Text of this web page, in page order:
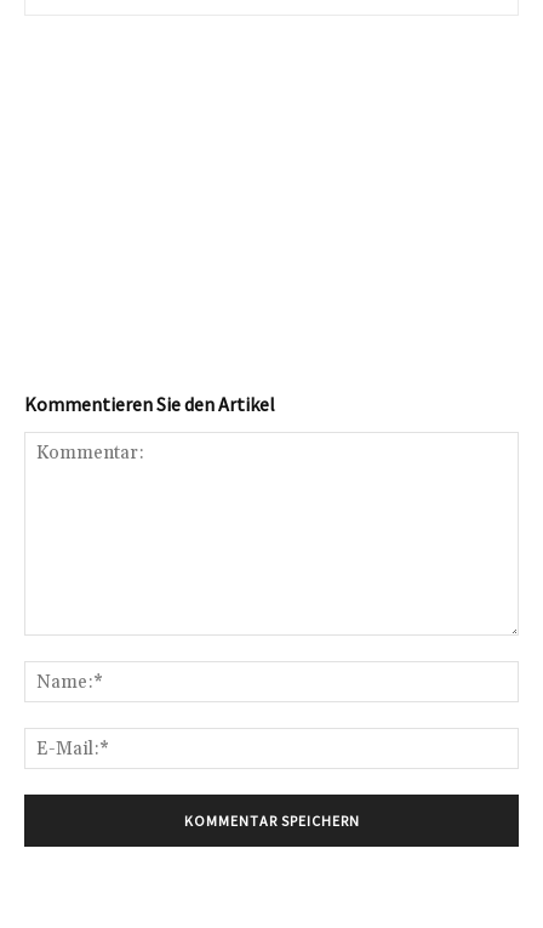
Kommentieren Sie den Artikel